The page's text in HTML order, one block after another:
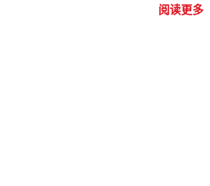
阅读更多